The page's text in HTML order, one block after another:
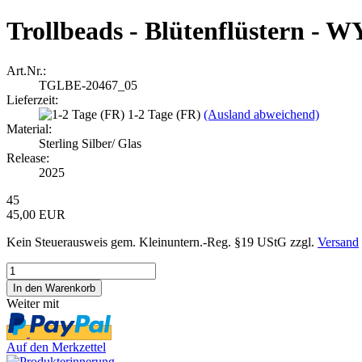
Trollbeads - Blütenflüstern -
Art.Nr.:
TGLBE-20467_05
Lieferzeit:
1-2 Tage (FR) (Ausland abweichend)
Material:
Sterling Silber/ Glas
Release:
2025
45
45,00 EUR
Kein Steuerausweis gem. Kleinuntern.-Reg. §19 UStG zzgl. Versand
Weiter mit
Auf den Merkzettel